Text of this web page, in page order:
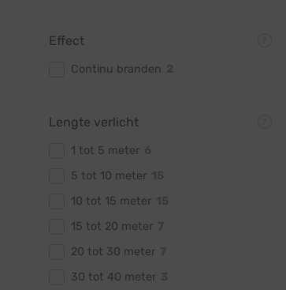
Effect
Continu branden
Lengte verlicht
1 tot 5 meter
5 tot 10 meter
10 tot 15 meter
15 tot 20 meter
20 tot 30 meter
30 tot 40 meter